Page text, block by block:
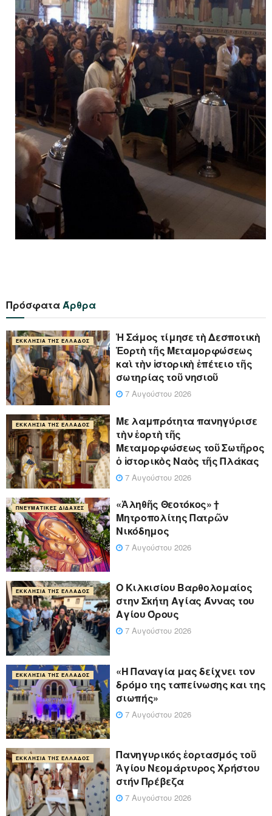
ΠρόσφαταΆρθρα
ΕΚΚΛΗΣΊΑ ΤΗΣ ΕΛΛΆΔΟΣ
Ἡ Σάμος τίμησε τὴ Δεσποτικὴ
Ἑορτὴ τῆς Μεταμορφώσεως
καὶ τὴν ἱστορικὴ ἐπέτειο τῆς
σωτηρίας τοῦ νησιοῦ
7 Αυγούστου 2026
ΕΚΚΛΗΣΊΑ ΤΗΣ ΕΛΛΆΔΟΣ
Με λαμπρότητα πανηγύρισε
τὴν ἑορτὴ τῆς
Μεταμορφώσεως τοῦ Σωτῆρος
ὁ ἱστορικὸς Ναὸς τῆς Πλάκας
7 Αυγούστου 2026
ΠΝΕΥΜΑΤΙΚΈΣ ΔΙΔΑΧΈΣ
«Ἀληθῆς Θεοτόκος» †
Μητροπολίτης Πατρῶν
Νικόδημος
7 Αυγούστου 2026
ΕΚΚΛΗΣΊΑ ΤΗΣ ΕΛΛΆΔΟΣ
Ο Κιλκισίου Βαρθολομαίος
στην Σκήτη Αγίας Άννας του
Αγίου Όρους
7 Αυγούστου 2026
ΕΚΚΛΗΣΊΑ ΤΗΣ ΕΛΛΆΔΟΣ
«Η Παναγία μας δείχνει τον
δρόμο της ταπείνωσης και της
σιωπής»
7 Αυγούστου 2026
ΕΚΚΛΗΣΊΑ ΤΗΣ ΕΛΛΆΔΟΣ
Πανηγυρικός ἑορτασμός τοῦ
Ἁγίου Νεομάρτυρος Χρήστου
στήν Πρέβεζα
7 Αυγούστου 2026